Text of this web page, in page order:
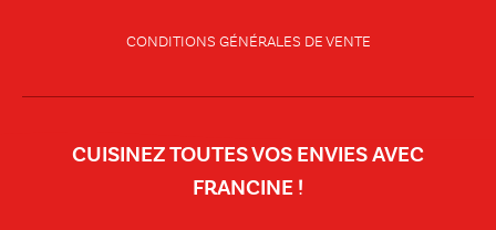
CONDITIONS GÉNÉRALES DE VENTE
CUISINEZ TOUTES VOS ENVIES AVEC
FRANCINE !